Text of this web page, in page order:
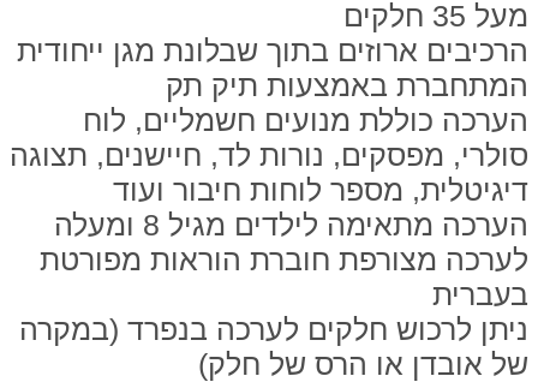
מעל 35 חלקים
הרכיבים ארוזים בתוך שבלונת מגן ייחודית
המתחברת באמצעות תיק תק
הערכה כוללת מנועים חשמליים, לוח
סולרי, מפסקים, נורות לד, חיישנים, תצוגה
דיגיטלית, מספר לוחות חיבור ועוד
הערכה מתאימה לילדים מגיל 8 ומעלה
לערכה מצורפת חוברת הוראות מפורטת
בעברית
ניתן לרכוש חלקים לערכה בנפרד (במקרה
של אובדן או הרס של חלק)